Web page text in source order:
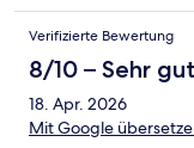
Verifizierte Bewertung
8/10 – Sehr gut
18. Apr. 2026
Mit Google